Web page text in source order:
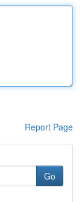
Report Page
Go